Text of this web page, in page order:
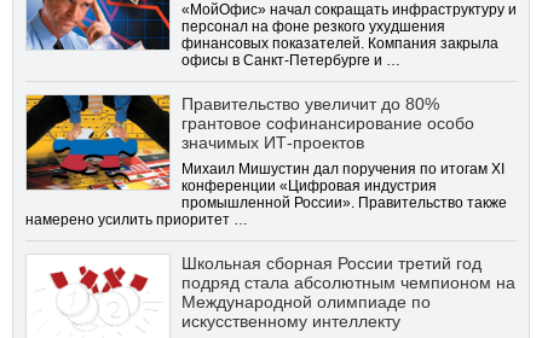
«МойОфис» начал сокращать инфраструктуру и
персонал на фоне резкого ухудшения
финансовых показателей. Компания закрыла
офисы в Санкт-Петербурге и …
Правительство увеличит до 80%
грантовое софинансирование особо
значимых ИТ-проектов
Михаил Мишустин дал поручения по итогам XI
конференции «Цифровая индустрия
промышленной России». Правительство также
намерено усилить приоритет …
Школьная сборная России третий год
подряд стала абсолютным чемпионом на
Международной олимпиаде по
искусственному интеллекту